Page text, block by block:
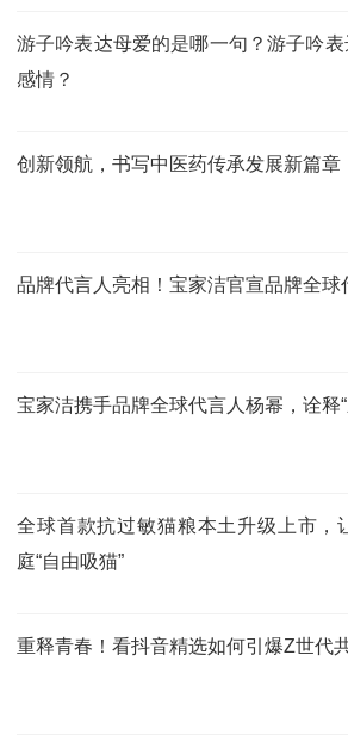
游子吟表达母爱的是哪一句？游子吟
感情？
创新领航，书写中医药传承发展新篇章
品牌代言人亮相！宝家洁官宣品牌全球
宝家洁携手品牌全球代言人杨幂，诠释
全球首款抗过敏猫粮本土升级上市，
庭“自由吸猫”
重释青春！看抖音精选如何引爆Z世代